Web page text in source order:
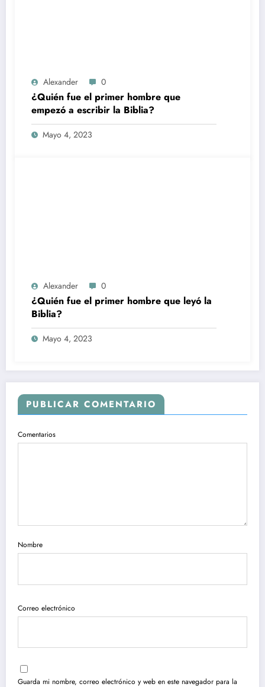
Alexander 0
¿Quién fue el primer hombre que
empezó a escribir la Biblia?
Mayo 4, 2023
Alexander 0
¿Quién fue el primer hombre que leyó la
Biblia?
Mayo 4, 2023
PUBLICAR COMENTARIO
Comentarios
Nombre
Correo electrónico
Guarda mi nombre, correo electrónico y web en este navegador para la